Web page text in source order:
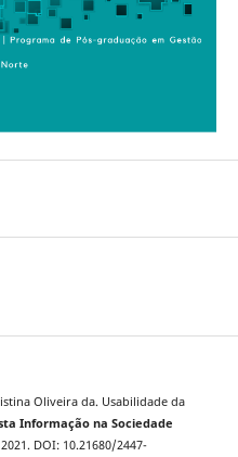
Oliveira da. Usabilidade da
Informação na Sociedade
DOI: 10.21680/2447-